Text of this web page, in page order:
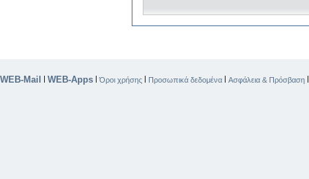
WEB-Mail | WEB-Apps |Όροι χρήσης | Προσωπικά δεδομένα | Ασφάλεια & Πρόσβαση